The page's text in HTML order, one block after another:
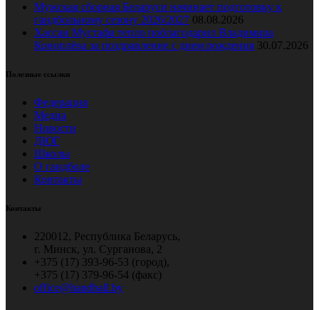
Мужская сборная Беларуси начинает подготовку к
гандбольному сезону 2026/2027 08.08.2026
Хассан Мустафа тепло поблагодарил Владимира
Коноплёва за поздравление с днем рождения 30.07.2026
Полезные ссылки
Федерация
Медиа
Новости
ДЮГ
Школы
О гандболе
Контакты
Контакты
220012, Республика Беларусь,
г. Минск, ул. Сурганова, 2
+375 (17) 393-96-53 (город),
+375 (17) 379-96-54 (факс)
office@handball.by